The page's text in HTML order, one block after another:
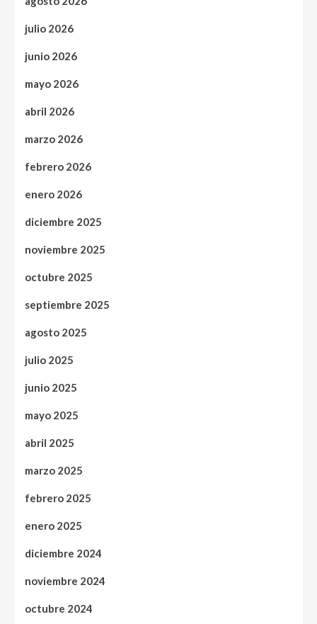
julio 2026
junio 2026
mayo 2026
abril 2026
marzo 2026
febrero 2026
enero 2026
diciembre 2025
noviembre 2025
octubre 2025
septiembre 2025
agosto 2025
julio 2025
junio 2025
mayo 2025
abril 2025
marzo 2025
febrero 2025
enero 2025
diciembre 2024
noviembre 2024
octubre 2024